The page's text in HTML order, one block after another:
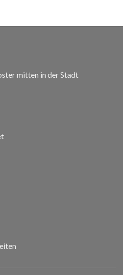
mitten in der Stadt